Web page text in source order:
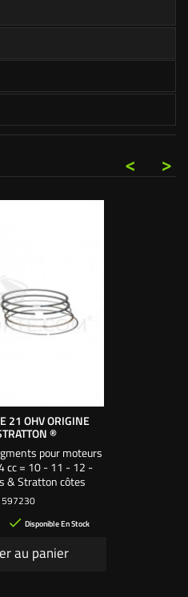
>
<
21 OHV ORIGINE
®
pour moteurs
cc = 10 - 11 - 12 -
& Stratton côtes
pour cylindre
597230
 Disponible En Stock
au panier